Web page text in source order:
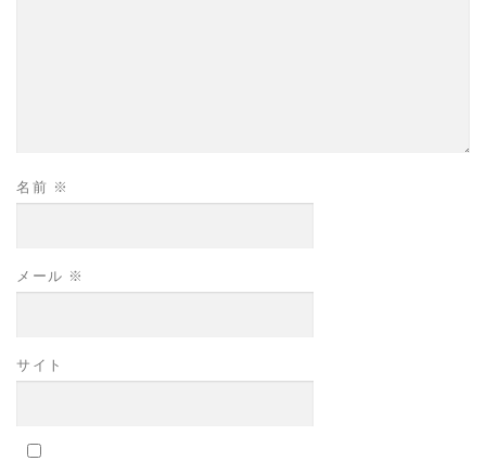
名前 ※
メール ※
サイト